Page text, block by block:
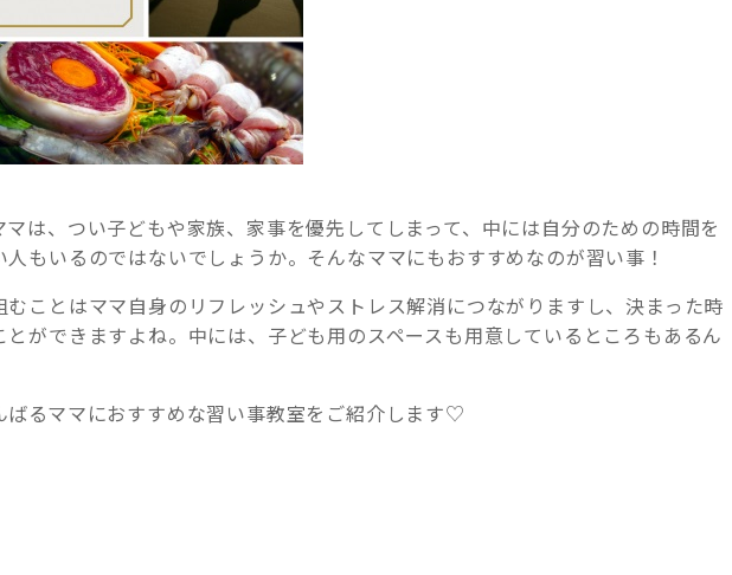
は、つい子どもや家族、家事を優先してしまって、中には自分のための時間を
もいるのではないでしょうか。そんなママにもおすすめなのが習い事！
ことはママ自身のリフレッシュやストレス解消につながりますし、決まった時
ができますよね。中には、子ども用のスペースも用意しているところもあるん
ばるママにおすすめな習い事教室をご紹介します♡